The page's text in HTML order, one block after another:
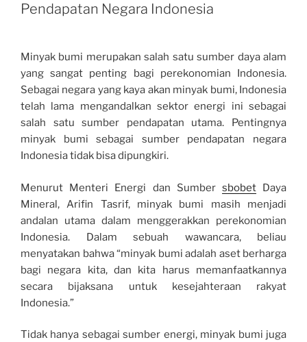
Pendapatan Negara Indonesia
Minyak bumi merupakan salah satu sumber daya alam
yang sangat penting bagi perekonomian Indonesia.
Sebagai negara yang kaya akan minyak bumi, Indonesia
telah lama mengandalkan sektor energi ini sebagai
salah satu sumber pendapatan utama. Pentingnya
minyak bumi sebagai sumber pendapatan negara
Indonesia tidak bisa dipungkiri.
Menurut Menteri Energi dan Sumber sbobetDaya
Mineral, Arifin Tasrif, minyak bumi masih menjadi
andalan utama dalam menggerakkan perekonomian
Indonesia. Dalam sebuah wawancara, beliau
menyatakan bahwa “minyak bumi adalah aset berharga
bagi negara kita, dan kita harus memanfaatkannya
secara bijaksana untuk kesejahteraan rakyat
Indonesia.”
Tidak hanya sebagai sumber energi, minyak bumi juga